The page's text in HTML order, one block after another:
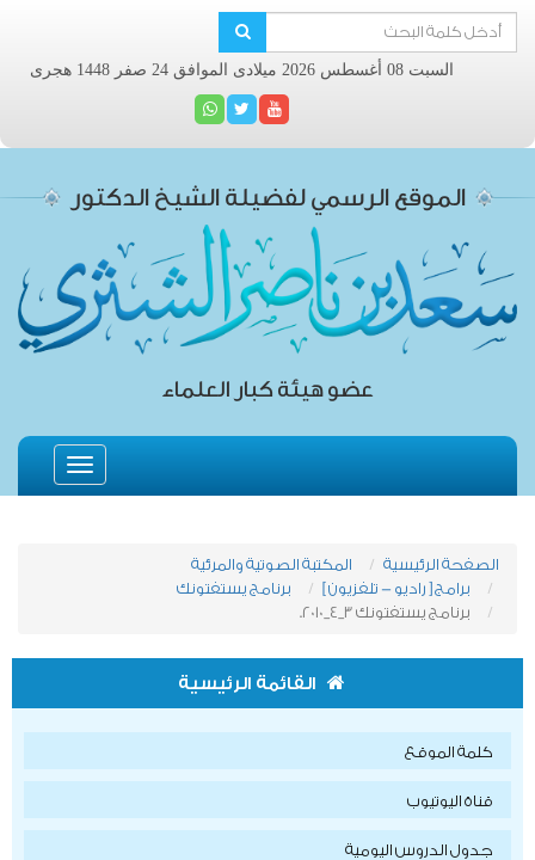
السبت 08 أغسطس 2026 ميلادى الموافق 24 صفر 1448 هجرى
الموقع الرسمي لفضيلة الشيخ الدكتور
عضو هيئة كبار العلماء
Toggle
navigation
الصفحة الرئيسية
المكتبة الصوتية والمرئية
برامج [ راديو - تلفزيون ]
برنامج يستفتونك
برنامج يستفتونك 3_4_2010.
القائمة الرئيسية
كلمة الموقع
قناة اليوتيوب
جدول الدروس اليومية